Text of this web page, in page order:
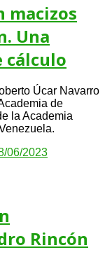
macizos
Una
cálculo
Úcar Navarro
de
la Academia
06/2023
Rincón